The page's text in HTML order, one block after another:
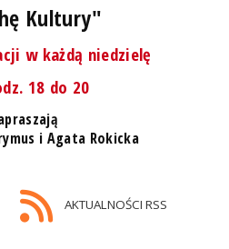
Kultury"
w każdą niedzielę
18 do 20
i Agata Rokicka
AKTUALNOŚCI RSS